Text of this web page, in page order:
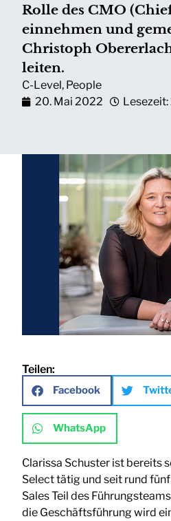
Rolle des CMO
einnehmen und
Christoph
leiten.
C-Level, People
20. Mai 2022
Lesezeit:
Teilen:
Facebook
WhatsApp
Clarissa Schuster ist bereits
Select tätig und seit rund
Sales Teil des
die Geschäftsführung wird